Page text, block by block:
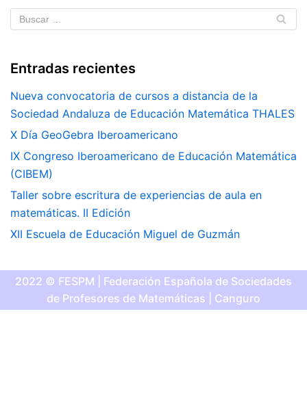
Entradas recientes
Nueva convocatoria de cursos a distancia de la
Sociedad Andaluza de Educación Matemática THALES
X Día GeoGebra Iberoamericano
IX Congreso Iberoamericano de Educación Matemática
(CIBEM)
Taller sobre escritura de experiencias de aula en
matemáticas. II Edición
XII Escuela de Educación Miguel de Guzmán
2022 © FESPM | Federación Española de Sociedades
de Profesores de Matemáticas | Canguro